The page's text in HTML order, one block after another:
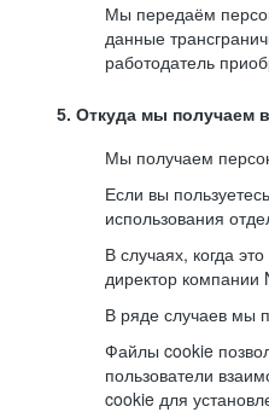
Мы передаём
данные
работодатель
5. Откуда мы получаем
Мы получаем
Если вы
использования
В случаях, когда
директор
В ряде случаев мы
Файлы cookie
пользователи
cookie для